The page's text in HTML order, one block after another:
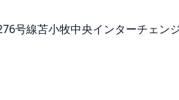
号線苫小牧中央インターチェン